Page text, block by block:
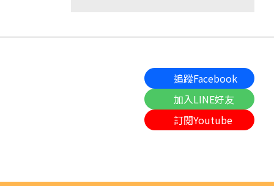
追蹤Facebook
加入LINE好友
訂閱Youtube